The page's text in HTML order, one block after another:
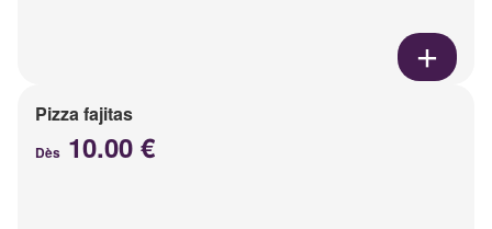
Pizza fajitas
Dès 10.00 €